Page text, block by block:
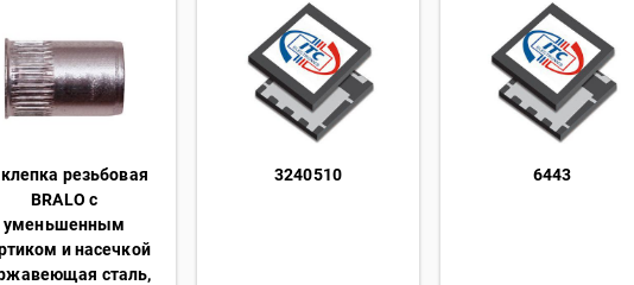
резьбовая
BRALO с
уменьшенным
и насечкой
сталь,
3240510 6443